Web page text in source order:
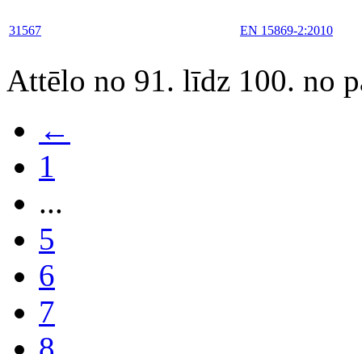
31567 EN 15869-2:2010
Attēlo no 91. līdz 100. no
←
1
...
5
6
7